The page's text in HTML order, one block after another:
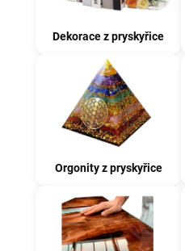
Dekorace z pryskyřice
Orgonity z pryskyřice